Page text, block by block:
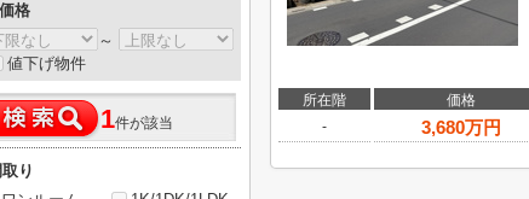
所在階 価格
-
3,680万円
格
～
値下げ物件
1件が該当
取り